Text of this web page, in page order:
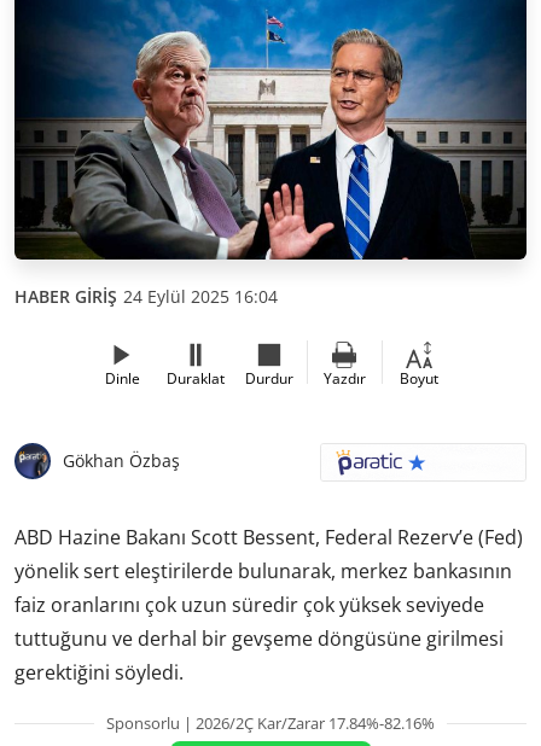
HABER GİRİŞ 24 Eylül 2025 16:04
Dinle Duraklat Durdur Yazdır Boyut
Gökhan Özbaş
ABD Hazine Bakanı Scott Bessent, Federal Rezerv’e (Fed)
yönelik sert eleştirilerde bulunarak, merkez bankasının
faiz oranlarını çok uzun süredir çok yüksek seviyede
tuttuğunu ve derhal bir gevşeme döngüsüne girilmesi
gerektiğini söyledi.
Sponsorlu | 2026/2Ç Kar/Zarar 17.84%-82.16%